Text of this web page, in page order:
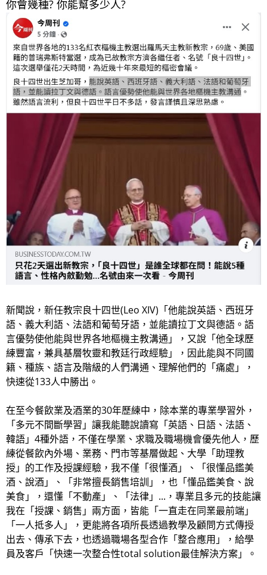
你會幾種? 你能幫多少人?
新聞說，新任教宗良十四世(Leo XIV)「他能說英語、西班牙
語、義大利語、法語和葡萄牙語，並能讀拉丁文與德語。語
言優勢使他能與世界各地樞機主教溝通」，又說「他全球歷
練豐富，兼具基層牧靈和教廷行政經驗」，因此能與不同國
籍、種族、語言及階級的人們溝通、理解他們的「痛處」，
快速從133人中勝出。
在至今餐飲業及酒業的30年歷練中，除本業的專業學習外，
「多元不間斷學習」讓我能聽說讀寫「英語、日語、法語、
韓語」4種外語，不僅在學業、求職及職場機會優先他人，歷
練從餐飲內外場、業務、門市等基層做起、大學「助理教
授」的工作及授課經驗，我不僅「很懂酒」、「很懂品鑑美
酒、說酒」、「非常擅長銷售培訓」，也「懂品鑑美食、說
美食」，還懂「不動產」、「法律」...，專業且多元的技能讓
我在「授課、銷售」兩方面，皆能「一直走在同業最前端」
「一人抵多人」，更能將各項所長透過教學及顧問方式傳授
出去、傳承下去，也透過職場各型合作「整合應用」，給學
員及客戶「快速一次整合性total solution最佳解決方案」。